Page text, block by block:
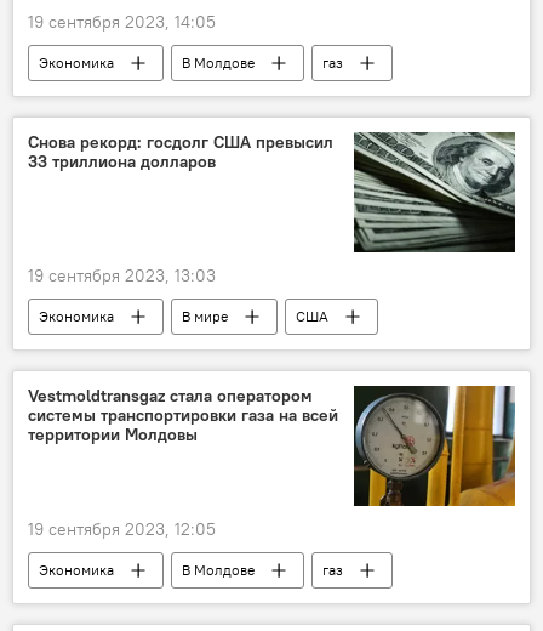
19 сентября 2023, 14:05
Экономика В Молдове
газ
Молдовагаз
Виктор Парликов
Снова рекорд: госдолг США превысил
33 триллиона долларов
19 сентября 2023, 13:03
Экономика В мире
США
госдолг
Vestmoldtransgaz стала оператором
системы транспортировки газа на всей
территории Молдовы
19 сентября 2023, 12:05
Экономика В Молдове
газ
транспортировка